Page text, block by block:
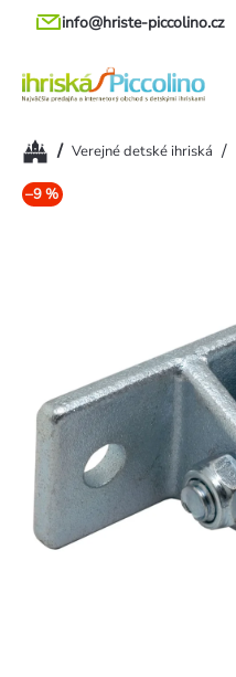
Prejsť
info@hriste-piccolino.cz
Domov
/ Verejné detské ihriská /
–9 %